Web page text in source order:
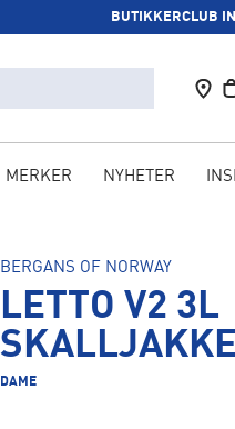
BUTIKKERCLUB
MERKER NYHETER
BERGANS OF NORWAY
LETTO V2 3L
DAME